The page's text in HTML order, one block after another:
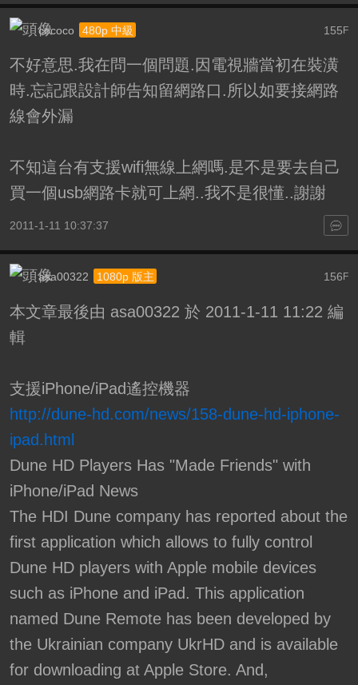
155F
cococo 480p 中級
不好意思.我在問一個問題.因電視牆當初在裝潢
時.忘記跟設計師告知留網路口.所以如要接網路
線會外漏
不知這台有支援wifi無線上網嗎.是不是要去自己
買一個usb網路卡就可上網..我不是很懂..謝謝
2011-1-11 10:37:37
156F
asa00322 1080p 版主
本文章最後由 asa00322 於 2011-1-11 11:22 編
輯
支援iPhone/iPad遙控機器
http://dune-hd.com/news/158-dune-hd-iphone-
ipad.html
Dune HD Players Has "Made Friends" with
iPhone/iPad News
The HDI Dune company has reported about the
first application which allows to fully control
Dune HD players with Apple mobile devices
such as iPhone and iPad. This application
named Dune Remote has been developed by
the Ukrainian company UkrHD and is available
for downloading at Apple Store. And,